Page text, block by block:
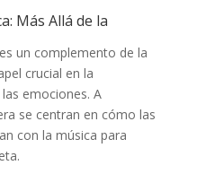
Más Allá de la
un complemento de la
crucial en la
emociones. A
se centran en cómo las
con la música para